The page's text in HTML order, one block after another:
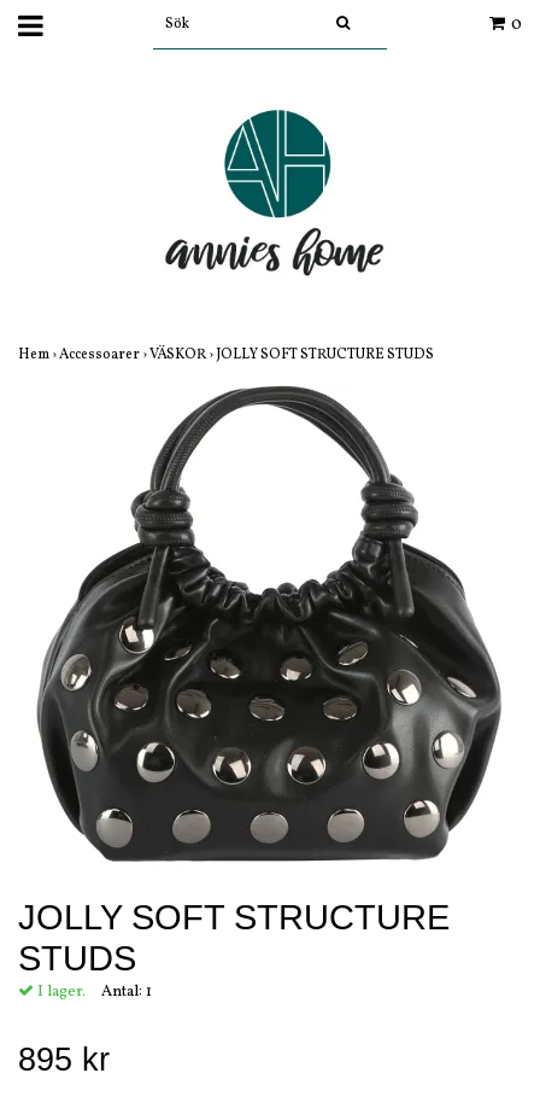
0
Hem›Accessoarer›VÄSKOR›JOLLY SOFT STRUCTURE STUDS
JOLLY SOFT STRUCTURE
STUDS
I lager. Antal: 1
895 kr